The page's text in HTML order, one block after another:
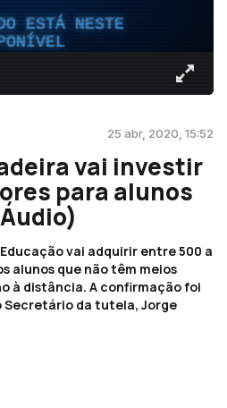
ESTÁ NESTE
25 abr, 2020, 15:52
vai investir
para alunos
vai adquirir entre 500 a
alunos que não têm meios
à distância. A confirmação foi
Secretário da tutela, Jorge